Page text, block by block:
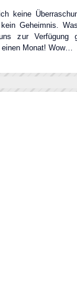
keine
Geheimnis.
zur Verfügung
einen Monat! Wow…